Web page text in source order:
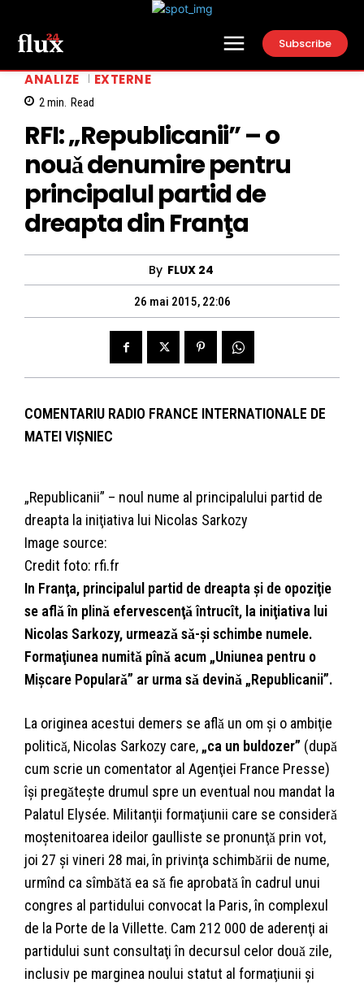
Subscribe
ANALIZE EXTERNE
2 min. Read
RFI: „Republicanii” – o
nouǎ denumire pentru
principalul partid de
dreapta din Franţa
By FLUX 24
26 mai 2015, 22:06
COMENTARIU RADIO FRANCE INTERNATIONALE DE
MATEI VIȘNIEC
„Republicanii” – noul nume al principalului partid de
dreapta la iniţiativa lui Nicolas Sarkozy
Image source:
Credit foto: rfi.fr
In Franţa, principalul partid de dreapta şi de opoziţie
se aflǎ în plinǎ efervescenţǎ întrucît, la iniţiativa lui
Nicolas Sarkozy, urmeazǎ sǎ-şi schimbe numele.
Formaţiunea numitǎ pînǎ acum „Uniunea pentru o
Mişcare Popularǎ” ar urma sǎ devinǎ „Republicanii”.
La originea acestui demers se aflǎ un om şi o ambiţie
politicǎ, Nicolas Sarkozy care, „ca un buldozer” (dupǎ
cum scrie un comentator al Agenţiei France Presse)
îşi pregǎteşte drumul spre un eventual nou mandat la
Palatul Elysée. Militanţii formaţiunii care se considerǎ
moştenitoarea ideilor gaulliste se pronunţǎ prin vot,
joi 27 şi vineri 28 mai, în privinţa schimbǎrii de nume,
urmînd ca sîmbǎtǎ ea sǎ fie aprobatǎ în cadrul unui
congres al partidului convocat la Paris, în complexul
de la Porte de la Villette. Cam 212 000 de aderenţi ai
partidului sunt consultaţi în decursul celor douǎ zile,
inclusiv pe marginea noului statut al formaţiunii şi